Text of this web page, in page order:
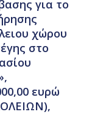
για το
χώρου
στο
ευρώ